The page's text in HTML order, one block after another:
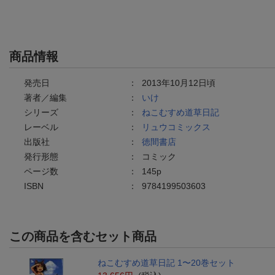
商品情報
発売日 ： 2013年10月12日頃
著者／編集
： いけ
シリーズ
： ねこむすめ道草日記
レーベル
：
リュウコミックス
出版社
： 徳間書店
発行形態
：
コミック
ページ数
： 145p
ISBN
： 9784199503603
この商品を含むセット商品
ねこむすめ道草日記 1〜20巻セット